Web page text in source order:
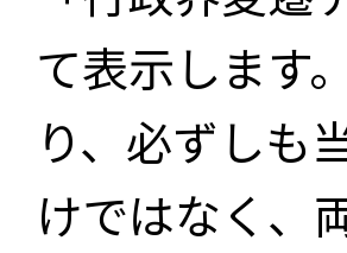
て表示します
り、必ずしも
けではなく、